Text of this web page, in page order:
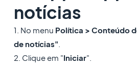
notícias
1. No menu Política > Conteúdo
de notícias"
2. Clique em "Iniciar".